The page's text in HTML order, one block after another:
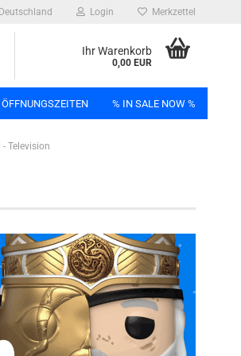
Login Merkzettel
Ihr Warenkorb
0,00 EUR
% IN SALE NOW %
Television